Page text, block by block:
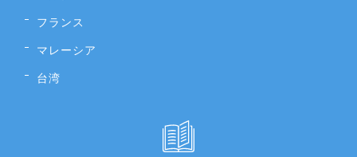
フランス
マレーシア
台湾